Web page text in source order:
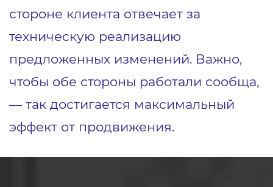
стороне клиента отвечает за
техническую реализацию
предложенных изменений. Важно,
чтобы обе стороны работали сообща,
— так достигается максимальный
эффект от продвижения.